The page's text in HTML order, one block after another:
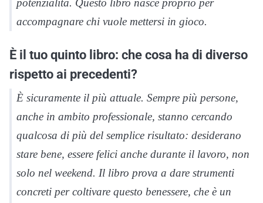
potenzialità. Questo libro nasce proprio per
accompagnare chi vuole mettersi in gioco.
È il tuo quinto libro: che cosa ha di diverso
rispetto ai precedenti?
È sicuramente il più attuale. Sempre più persone,
anche in ambito professionale, stanno cercando
qualcosa di più del semplice risultato: desiderano
stare bene, essere felici anche durante il lavoro, non
solo nel weekend. Il libro prova a dare strumenti
concreti per coltivare questo benessere, che è un